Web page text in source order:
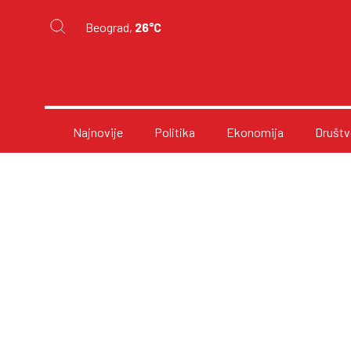
Beograd, 26°C
Najnovije Politika Ekonomija